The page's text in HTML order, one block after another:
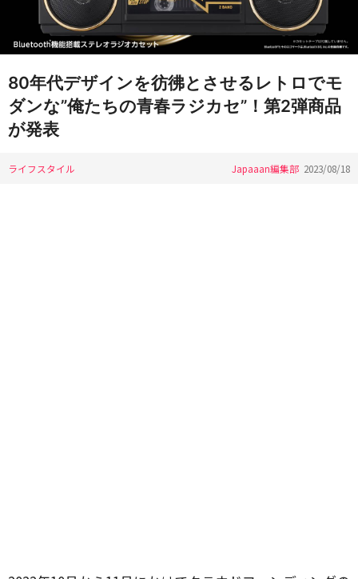
80年代デザインを彷彿とさせるレトロでモ
ダンな”俺たちの青春ラジカセ”！第2弾商品
が発表
ライフスタイル Japaaan編集部 2023/08/18